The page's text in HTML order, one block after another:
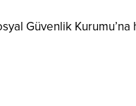
Güvenlik Kurumu’na